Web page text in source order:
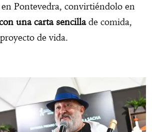
Pontevedra, convirtiéndolo en
una carta sencillade comida,
de vida.